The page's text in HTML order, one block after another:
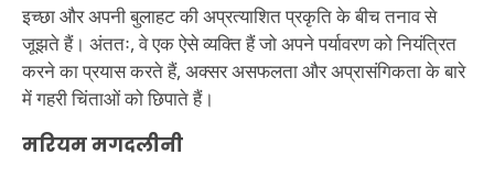
इच्छा और अपनी बुलाहट की अप्रत्याशित प्रकृति के बीच तनाव से
जूझते हैं। अंततः, वे एक ऐसे व्यक्ति हैं जो अपने पर्यावरण को नियंत्रित
करने का प्रयास करते हैं, अक्सर असफलता और अप्रासंगिकता के बारे
में गहरी चिंताओं को छिपाते हैं।
मरियम मगदलीनी